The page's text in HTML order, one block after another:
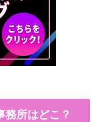
務所はどこ？